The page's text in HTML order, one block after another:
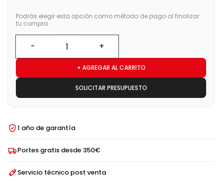
Podrás elegir esta opción como método de pago al finalizar
tu compra.
+ AGREGAR AL CARRITO
SOLICITAR PRESUPUESTO
1 año de garantía
Portes gratis desde 350€
Servicio técnico post venta